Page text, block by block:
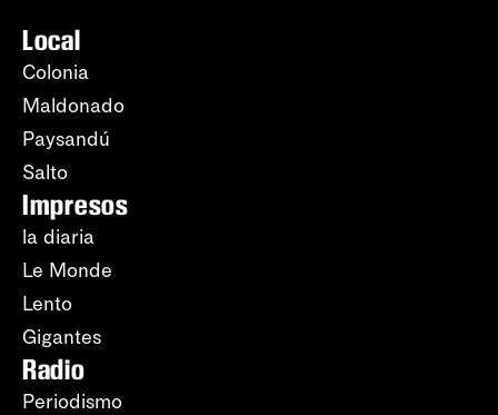
Local
Colonia
Maldonado
Paysandú
Salto
Impresos
la diaria
Le Monde
Lento
Gigantes
Radio
Periodismo